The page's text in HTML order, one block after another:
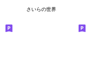
さいらの世界